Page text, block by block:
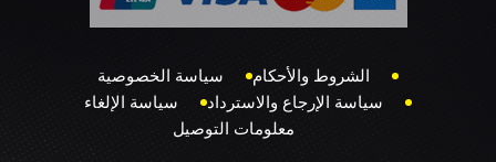
الشروط والأحكام
سياسة الخصوصية
سياسة الإرجاع والاسترداد
سياسة الإلغاء
معلومات التوصيل